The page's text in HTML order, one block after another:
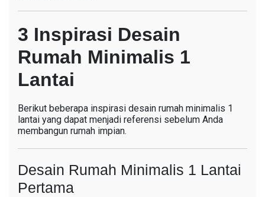
3 Inspirasi Desain
Rumah Minimalis 1
Lantai
Berikut beberapa inspirasi desain rumah minimalis 1
lantai yang dapat menjadi referensi sebelum Anda
membangun rumah impian.
Desain Rumah Minimalis 1 Lantai
Pertama